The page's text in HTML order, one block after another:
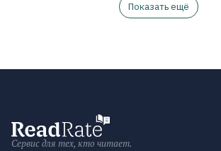
Показать ещё
Сервис для тех, кто читает.